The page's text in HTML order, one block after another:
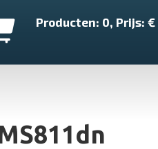
Producten: 0, Prijs: €